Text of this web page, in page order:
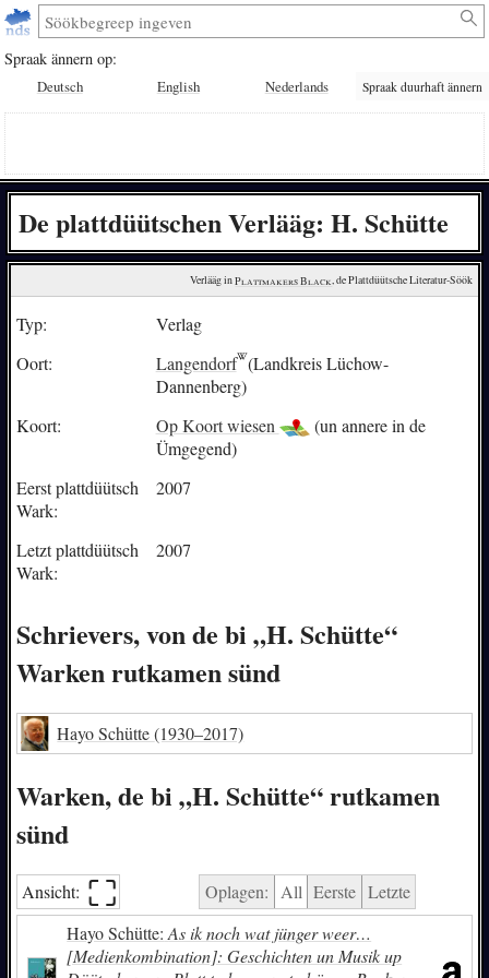
Spraak ännern op:
Deutsch English Nederlands Spraak duurhaft ännern
De plattdüütschen Verlääg: H. Schütte
Verlääg in Plattmakers Black, de Plattdüütsche Literatur-Söök
Typ:
Verlag
Oort:
Langendorf (Landkreis Lüchow-
Dannenberg)
Koort:
Op Koort wiesen
(un annere in de
Ümgegend)
Eerst plattdüütsch
Wark:
2007
Letzt plattdüütsch
Wark:
2007
Schrievers, von de bi „H. Schütte“
Warken rutkamen sünd
Hayo Schütte(1930–2017)
Warken, de bi „H. Schütte“ rutkamen
sünd
Ansicht: ⛶︎ Oplagen: All Eerste Letzte
Hayo Schütte: As ik noch wat jünger weer…
[Medienkombination]: Geschichten un Musik up